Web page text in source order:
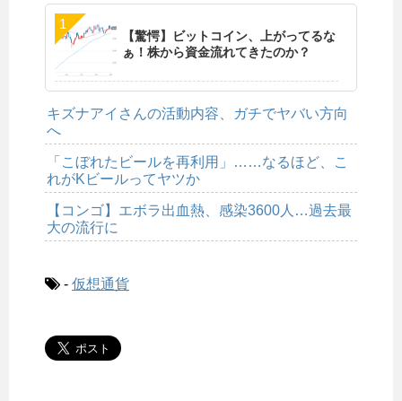
【驚愕】ビットコイン、上がってるな
ぁ！株から資金流れてきたのか？
キズナアイさんの活動内容、ガチでヤバい方向
へ
「こぼれたビールを再利用」……なるほど、こ
れがKビールってヤツか
【コンゴ】エボラ出血熱、感染3600人…過去最
大の流行に
- 仮想通貨